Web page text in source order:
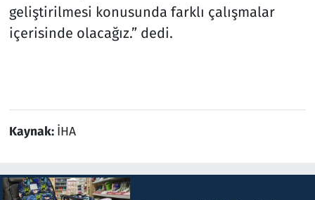
geliştirilmesi konusunda farklı çalışmalar
içerisinde olacağız.” dedi.
Kaynak: İHA